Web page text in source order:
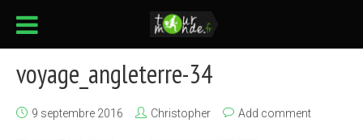
voyage_angleterre-34
9 septembre 2016 Christopher Add comment